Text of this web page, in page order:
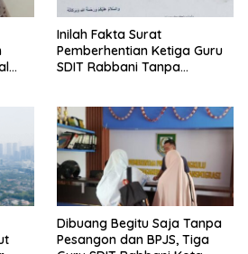
Inilah Fakta Surat
Pemberhentian Ketiga Guru
SDIT Rabbani Tanpa
Dibuang Begitu Saja Tanpa
Pesangon dan BPJS, Tiga